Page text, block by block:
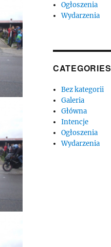
Ogłoszenia
Wydarzenia
CATEGORIES
Bez kategorii
Galeria
Główna
Intencje
Ogłoszenia
Wydarzenia